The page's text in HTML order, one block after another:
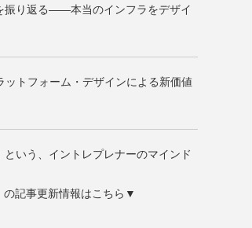
振り返る――本当のインフラをデザイ
トフォーム・デザインによる新価値
という、イントレプレナーのマインド
記事更新情報はこちら▼